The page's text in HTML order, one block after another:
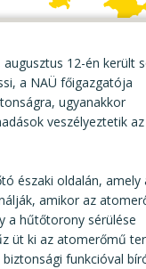
12-én került
a NAÜ főigazgatója
ugyanakkor
veszélyeztetik
északi oldalán, amely
amikor az
a hűtőtorony sérülése
üt ki az atomerőmű
funkcióval